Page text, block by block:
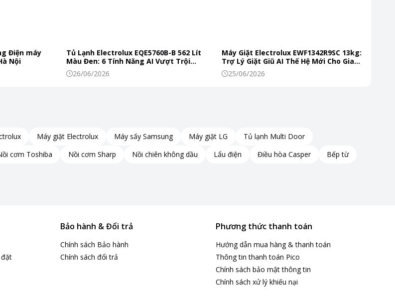
Điện máy
Nội
Tủ Lạnh Electrolux EQE5760B-B 562 Lít
Màu Đen: 6 Tính Năng AI Vượt Trội
Khiến Thực Phẩm Tươi Ngon Mỗi Ngày
26/06/2026
Máy Giặt Electrolux EWF1342R9SC 13kg:
Trợ Lý Giặt Giũ AI Thế Hệ Mới Cho Gia
Đình Hiện Đại
25/06/2026
Máy giặt Electrolux Máy sấy Samsung Máy giặt LG
Tủ lạnh Multi Door
cơm Toshiba Nồi cơm Sharp Nồi chiên không dầu Lẩu điện Điều hòa Casper
Bếp từ
đặt
Bảo hành & Đổi trả
Chính sách Bảo hành
Chính sách đổi trả
Phương thức thanh toán
Hướng dẫn mua hàng & thanh toán
Thông tin thanh toán Pico
Chính sách bảo mật thông tin
Chính sách xử lý khiếu nại